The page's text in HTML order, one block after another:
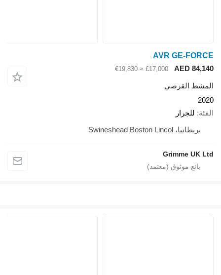
AVR GE-FORCE
AED 84,140
£17,000
≈ €19,830
المشط القرصي
2020
الفئة للجرار
بريطانيا، Swineshead Boston Lincol
Grimme UK Ltd